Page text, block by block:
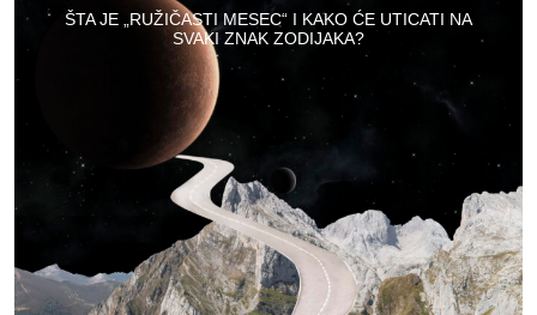
ŠTA JE „RUŽIČASTI MESEC“ I KAKO ĆE UTICATI NA
SVAKI ZNAK ZODIJAKA?